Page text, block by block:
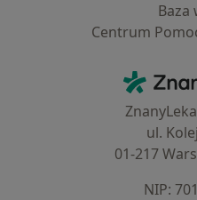
Baza
Centrum
ul.
01-217
NIP: